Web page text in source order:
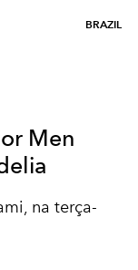
BRAZIL
Men
na terça-